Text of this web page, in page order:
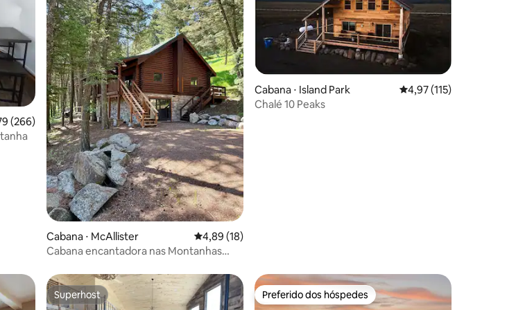
de uma avaliação média de 5, 266 avaliações
(266)
Cabana ⋅ McAllister 4,89 de uma avaliação média de 5, 18 avaliações
4,89 (18)
Cabana encantadora nas Montanhas
Cabana ⋅ Island Park 4,97 de uma avaliação
4,97 (115)
Chalé 10 Peaks
Superhost
Superhost Preferido dos hóspedes
Preferido dos hóspedes